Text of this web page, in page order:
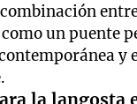
un puente
y
la langosta